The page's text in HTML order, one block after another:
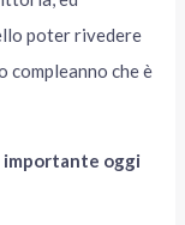
poter rivedere
compleanno che è
oggi